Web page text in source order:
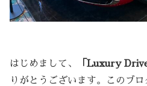
はじめまして、 「Luxury
りがとうございます。このブ